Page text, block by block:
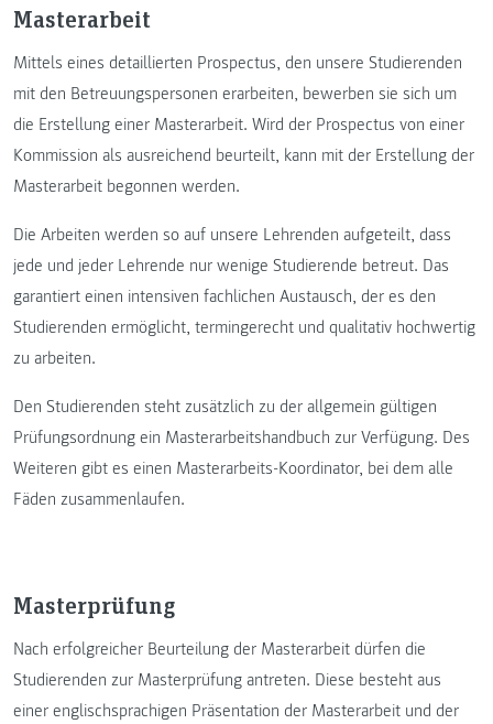
Masterarbeit
Mittels eines detaillierten Prospectus, den unsere Studierenden
mit den Betreuungspersonen erarbeiten, bewerben sie sich um
die Erstellung einer Masterarbeit. Wird der Prospectus von einer
Kommission als ausreichend beurteilt, kann mit der Erstellung der
Masterarbeit begonnen werden.
Die Arbeiten werden so auf unsere Lehrenden aufgeteilt, dass
jede und jeder Lehrende nur wenige Studierende betreut. Das
garantiert einen intensiven fachlichen Austausch, der es den
Studierenden ermöglicht, termingerecht und qualitativ hochwertig
zu arbeiten.
Den Studierenden steht zusätzlich zu der allgemein gültigen
Prüfungsordnung ein Masterarbeitshandbuch zur Verfügung. Des
Weiteren gibt es einen Masterarbeits-Koordinator, bei dem alle
Fäden zusammenlaufen.
Masterprüfung
Nach erfolgreicher Beurteilung der Masterarbeit dürfen die
Studierenden zur Masterprüfung antreten. Diese besteht aus
einer englischsprachigen Präsentation der Masterarbeit und der